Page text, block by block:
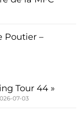
Poutier –
Tour 44 »
07-03